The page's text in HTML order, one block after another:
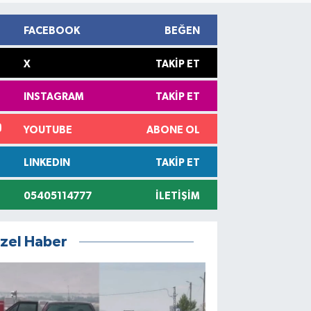
FACEBOOK BEĞEN
X TAKIP ET
INSTAGRAM TAKIP ET
YOUTUBE ABONE OL
LINKEDIN TAKIP ET
05405114777 İLETIŞIM
Haber